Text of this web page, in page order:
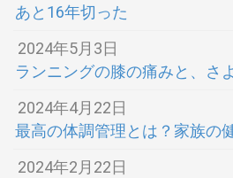
あと16年切った
2024年5月3日
ランニングの膝の痛みと、さ
2024年4月22日
最高の体調管理とは？家族の
2024年2月22日